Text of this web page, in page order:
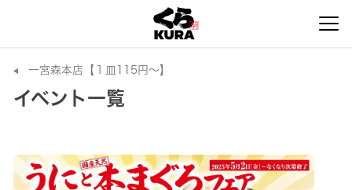
一宮森本店【１皿115円～】
イベント一覧